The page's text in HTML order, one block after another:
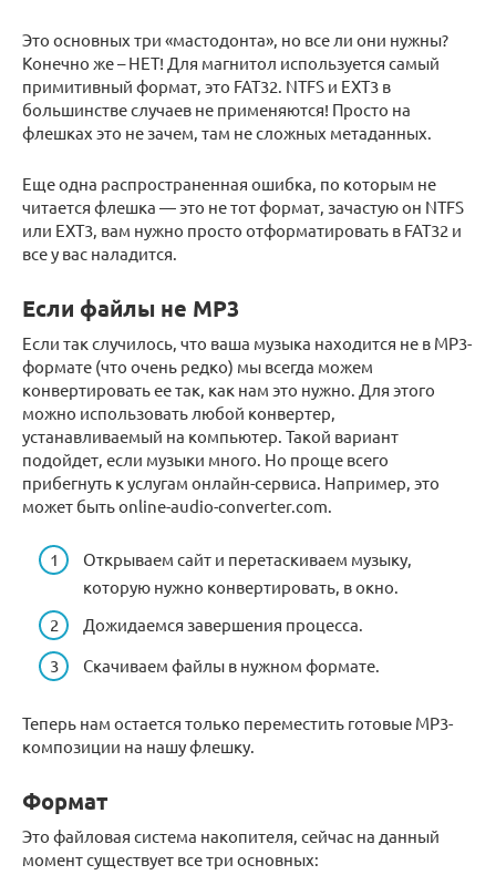
Это основных три «мастодонта», но все ли они нужны?
Конечно же – НЕТ! Для магнитол используется самый
примитивный формат, это FAT32. NTFS и EXT3 в
большинстве случаев не применяются! Просто на
флешках это не зачем, там не сложных метаданных.
Еще одна распространенная ошибка, по которым не
читается флешка — это не тот формат, зачастую он NTFS
или EXT3, вам нужно просто отформатировать в FAT32 и
все у вас наладится.
Если файлы не MP3
Если так случилось, что ваша музыка находится не в MP3-
формате (что очень редко) мы всегда можем
конвертировать ее так, как нам это нужно. Для этого
можно использовать любой конвертер,
устанавливаемый на компьютер. Такой вариант
подойдет, если музыки много. Но проще всего
прибегнуть к услугам онлайн-сервиса. Например, это
может быть online-audio-converter.com.
Открываем сайт и перетаскиваем музыку,
которую нужно конвертировать, в окно.
Дожидаемся завершения процесса.
Скачиваем файлы в нужном формате.
Теперь нам остается только переместить готовые MP3-
композиции на нашу флешку.
Формат
Это файловая система накопителя, сейчас на данный
момент существует все три основных: